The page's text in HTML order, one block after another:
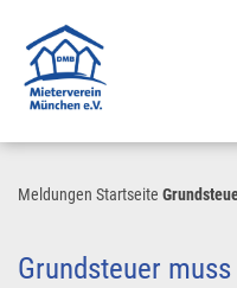
UNSER VEREIN
Meldungen Startseite
Grundsteuer